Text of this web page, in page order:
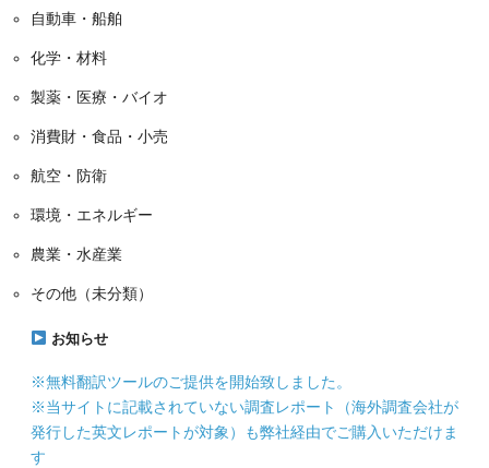
自動車・船舶
化学・材料
製薬・医療・バイオ
消費財・食品・小売
航空・防衛
環境・エネルギー
農業・水産業
その他（未分類）
お知らせ
※無料翻訳ツールのご提供を開始致しました。
※当サイトに記載されていない調査レポート（海外調査会社が
発行した英文レポートが対象）も弊社経由でご購入いただけま
す